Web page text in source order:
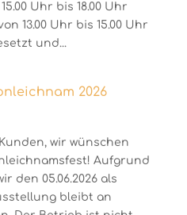
Uhr bis 18.00 Uhr
13.00 Uhr bis 15.00 Uhr
und...
2026
wir wünschen
Aufgrund
den 05.06.2026 als
bleibt an